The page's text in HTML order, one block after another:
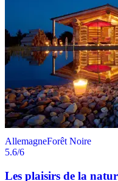
AllemagneForêt Noire
5.6/6
Les plaisirs de la